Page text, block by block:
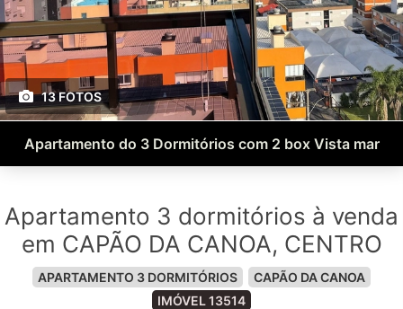
13 FOTOS
Apartamento do 3 Dormitórios com 2 box Vista mar
Apartamento 3 dormitórios à venda
em CAPÃO DA CANOA, CENTRO
APARTAMENTO 3 DORMITÓRIOS
CAPÃO DA CANOA
IMÓVEL 13514